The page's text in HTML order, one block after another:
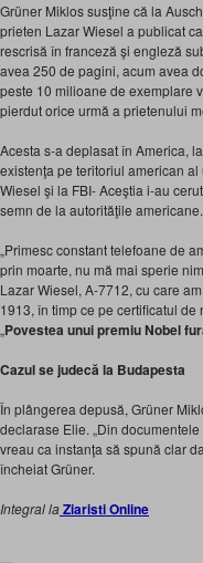
Grüner Miklos susţine că la
prieten Lazar Wiesel a publicat
rescrisă în franceză şi engleză
avea 250 de pagini, acum avea
peste 10 milioane de exemplare
pierdut orice urmă a prietenului
Acesta s-a deplasat în America,
existenţa pe teritoriul american
Wiesel şi la FBI- Aceştia i-au
semn de la autorităţile americane.
„Primesc constant telefoane de
prin moarte, nu mă mai sperie
Lazar Wiesel, A-7712, cu care
1913, în timp ce pe certificatul
„Povestea unui premiu Nobel
Cazul se judecă la Budapesta
În plângerea depusă, Grüner
declarase Elie. „Din
vreau ca instanţa să spună clar
încheiat Grüner.
Integral laZiaristi Online